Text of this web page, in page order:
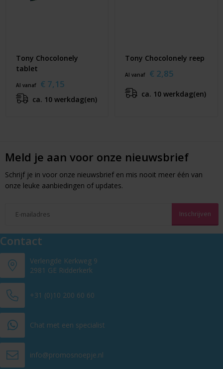
Tony Chocolonely
tablet
Al vanaf € 7,15
ca. 10 werkdag(en)
Tony Chocolonely reep
Al vanaf € 2,85
ca. 10 werkdag(en)
Meld je aan voor onze nieuwsbrief
Schrijf je in voor onze nieuwsbrief en mis nooit meer één van
onze leuke aanbiedingen of updates.
Contact
Verlengde Kerkweg 9
2981 GE Ridderkerk
+31 (0)10 200 60 60
Chat met een specialist
info@promosnoepje.nl